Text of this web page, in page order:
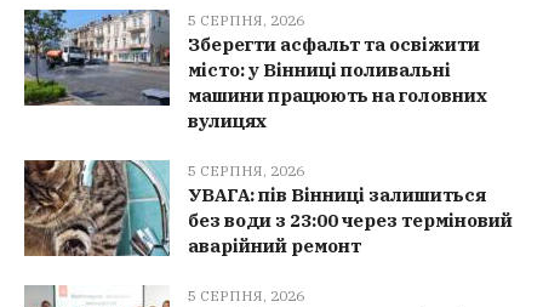
5 СЕРПНЯ, 2026
Зберегти асфальт та освіжити
місто: у Вінниці поливальні
машини працюють на головних
вулицях
5 СЕРПНЯ, 2026
УВАГА: пів Вінниці залишиться
без води з 23:00 через терміновий
аварійний ремонт
5 СЕРПНЯ, 2026